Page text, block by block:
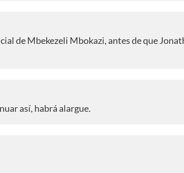
de Mbekezeli Mbokazi, antes de que
así, habrá alargue.